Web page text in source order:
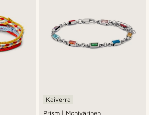
Prism | Monivärinen
Kaiverra